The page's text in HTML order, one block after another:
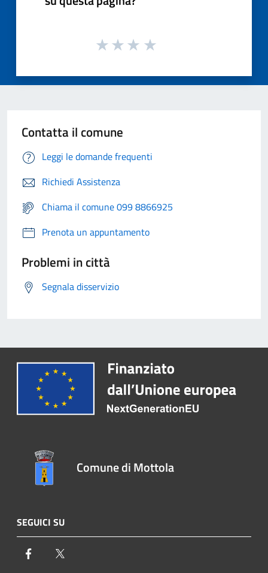
Contatta il comune
Leggi le domande frequenti
Richiedi Assistenza
Chiama il comune 099 8866925
Prenota un appuntamento
Problemi in città
Segnala disservizio
Comune di Mottola
SEGUICI SU
Facebook